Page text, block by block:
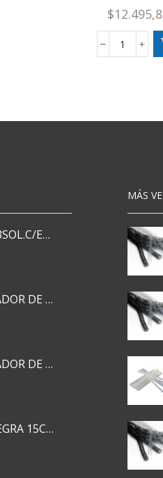
$
A
CARPETA PRESSPHAN 3SOL.C/ELAST MARRON A4 P01A
TINTA TRABI P/ MARCADOR DE PIZARRA x30ml AZUL
TINTA TRABI P/ MARCADOR DE PIZARRA x30ml ROJO
TINTA CHINA TRABI NEGRA 15CC TR3460
MÁS